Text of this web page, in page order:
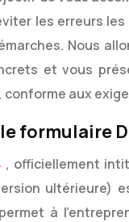
les erreurs
Nous
et vous
aux
formulaire
, officiellement
ultérieure)
à